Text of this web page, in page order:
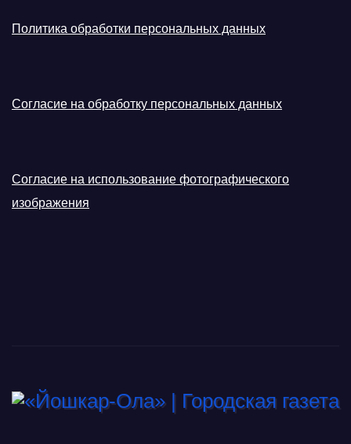
Политика обработки персональных данных
Согласие на обработку персональных данных
Согласие на использование фотографического
изображения